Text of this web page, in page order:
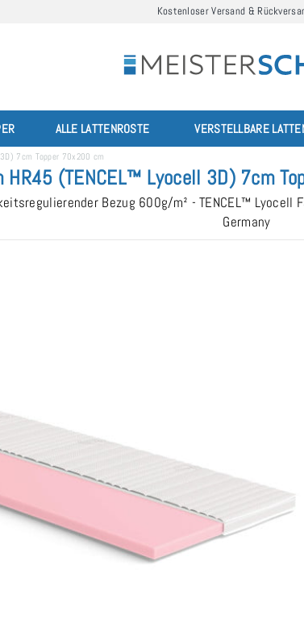
Kostenloser Versand &
ALLE LATTENROSTE VERSTELLBARE
7cm Topper 70x200 cm
HR45 (TENCEL™ Lyocell 3D) 7cm
Bezug 600g/m² - TENCEL™ Lyocell
Germany